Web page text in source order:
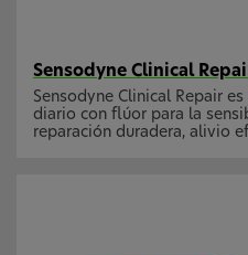
Sensodyne Clinical
Sensodyne Clinical Repair
diario con flúor para la
reparación duradera, alivio